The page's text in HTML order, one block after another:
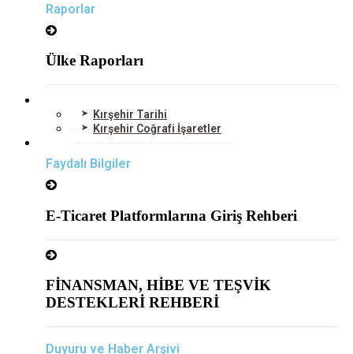
Raporlar
Ülke Raporları
Kırşehir Tarihi
Kırşehir Coğrafi İşaretler
Faydalı Bilgiler
E-Ticaret Platformlarına Giriş Rehberi
FİNANSMAN, HİBE VE TEŞVİK
DESTEKLERİ REHBERİ
Duyuru ve Haber Arşivi